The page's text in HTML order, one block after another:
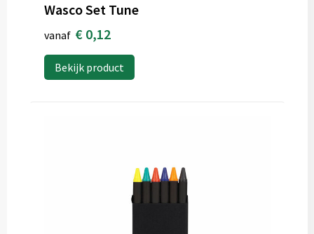
Wasco Set Tune
vanaf € 0,12
Bekijk product